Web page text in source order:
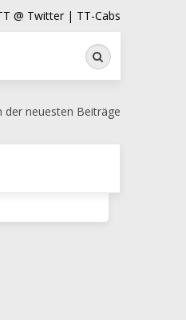
@ Twitter | TT-Cabs
Suche
der neuesten Beiträge